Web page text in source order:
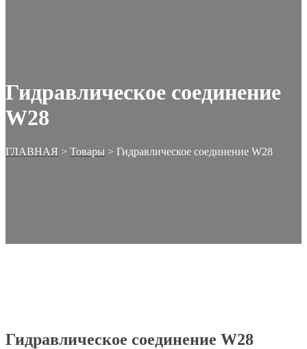
Гидравлическое соединение
W28
ГЛАВНАЯ > Товары > Гидравлическое соединение W28
Гидравлическое соединение W28